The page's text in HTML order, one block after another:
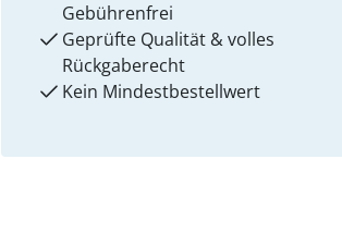
Gebührenfrei
Geprüfte Qualität & volles
Rückgaberecht
Kein Mindest­bestellwert